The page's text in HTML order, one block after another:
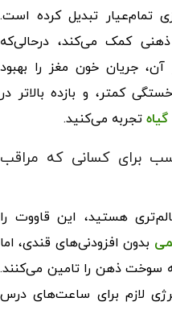
تبدیل کرده است.
کمک می‌کند، درحالی‌که
جریان خون مغز را بهبود
کمتر، و بازده بالاتر در
تجربه می‌کنید.
برای کسانی که مراقب
هستید، این قاووت را
بدون افزودنی‌های قندی، اما
سوخت ذهن را تامین می‌کنند.
لازم برای ساعت‌های درس